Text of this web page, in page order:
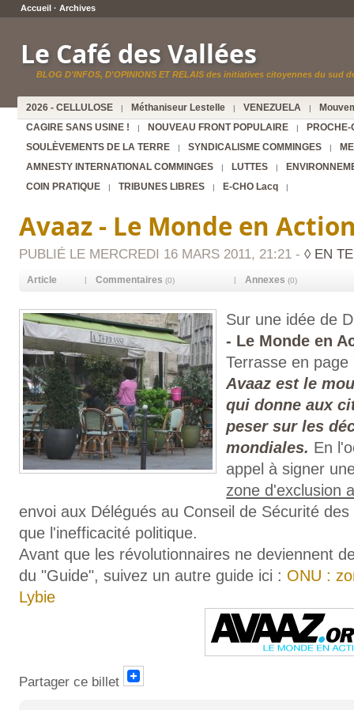
Accueil · Archives
Le Café des Vallées
BLOG D'INFOS, D'OPINIONS ET RELAIS des initiatives citoyennes du sud
2026 - CELLULOSE | Méthaniseur Lestelle | VENEZUELA |
CAGIRE SANS USINE !
| NOUVEAU FRONT POPULAIRE |
PROCHE-
SOULÈVEMENTS DE LA TERRE
| SYNDICALISME COMMINGES |
AMNESTY INTERNATIONAL COMMINGES
| LUTTES |
COIN PRATIQUE
| TRIBUNES LIBRES | E-CHO Lacq |
Avaaz - Le Monde en
PUBLIÉ LE MERCREDI 16 MARS 2011, 21:21 -◊ EN
Article | Commentaires (0) | Annexes (0)
Sur une idée de
- Le Monde en
Terrasse en page
Avaaz est le
qui donne aux
peser sur les
mondiales. En
appel à signer
zone d'exclusion
envoi aux Délégués au Conseil de Sécurité
que l'inefficacité politique.
Avant que les révolutionnaires ne deviennent
du "Guide", suivez un autre guide ici : ONU :
Lybie
Partager ce billet